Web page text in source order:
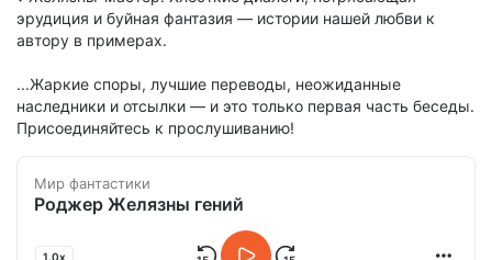
эрудиция и буйная фантазия — истории нашей любви к
автору в примерах.
...Жаркие споры, лучшие переводы, неожиданные
наследники и отсылки — и это только первая часть беседы.
Присоединяйтесь к прослушиванию!
Мир фантастики
Роджер Желязны гений
1.0x